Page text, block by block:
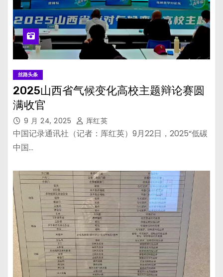
丝路头条
2025山西省气候变化高校主题辩论赛圆
满收官
9 月 24, 2025 厍红英
中国记录通讯社（记者：厍红英）9月22日，2025“低碳
中国…